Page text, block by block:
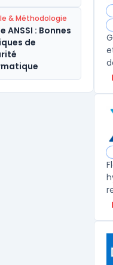
& Méthodologie
ANSSI : Bonnes
de